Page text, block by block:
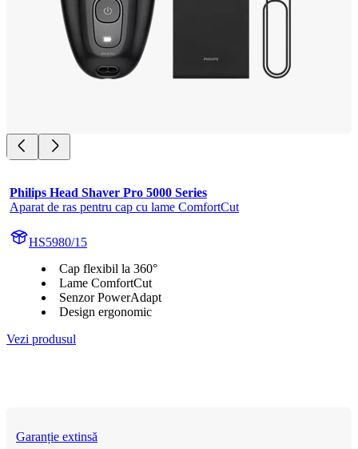
Philips Head Shaver Pro 5000 Series
Aparat de ras pentru cap cu lame ComfortCut
HS5980/15
Cap flexibil la 360°
Lame ComfortCut
Senzor PowerAdapt
Design ergonomic
Vezi produsul
Garanție extinsă